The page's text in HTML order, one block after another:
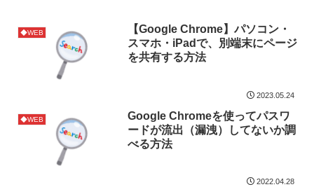
◆WEB
【Google Chrome】パソコン・
スマホ・iPadで、別端末にページ
を共有する方法
2023.05.24
◆WEB
Google Chromeを使ってパスワ
ードが流出（漏洩）してないか調
べる方法
2022.04.28